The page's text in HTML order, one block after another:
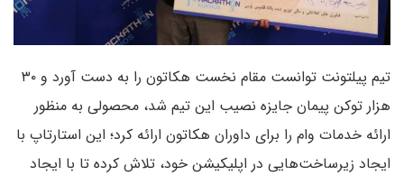
تیم پیلتونت توانست مقام نخست هکاتون را به دست آورد و ۳۰
هزار توکن پیمان جایزه نصیب این تیم شد، محصولی به منظور
ارائه خدمات وام را برای داوران هکاتون ارائه کرد؛ این استارتاپ با
ایجاد زیرساخت‌هایی در اپلیکیشن خود، تلاش کرده تا با ایجاد